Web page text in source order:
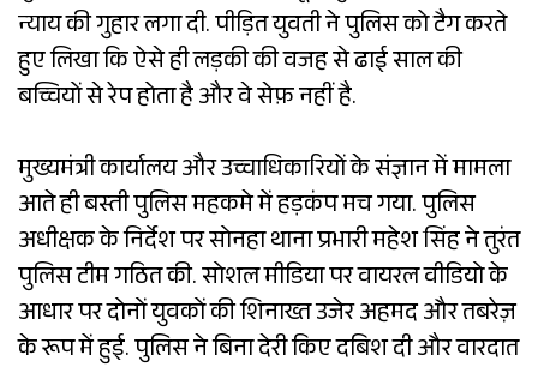
न्याय की गुहार लगा दी. पीड़ित युवती ने पुलिस को टैग करते
हुए लिखा कि ऐसे ही लड़की की वजह से ढाई साल की
बच्चियों से रेप होता है और वे सेफ़ नहीं है.
मुख्यमंत्री कार्यालय और उच्चाधिकारियों के संज्ञान में मामला
आते ही बस्ती पुलिस महकमे में हड़कंप मच गया. पुलिस
अधीक्षक के निर्देश पर सोनहा थाना प्रभारी महेश सिंह ने तुरंत
पुलिस टीम गठित की. सोशल मीडिया पर वायरल वीडियो के
आधार पर दोनों युवकों की शिनाख्त उजेर अहमद और तबरेज़
के रूप में हुई. पुलिस ने बिना देरी किए दबिश दी और वारदात